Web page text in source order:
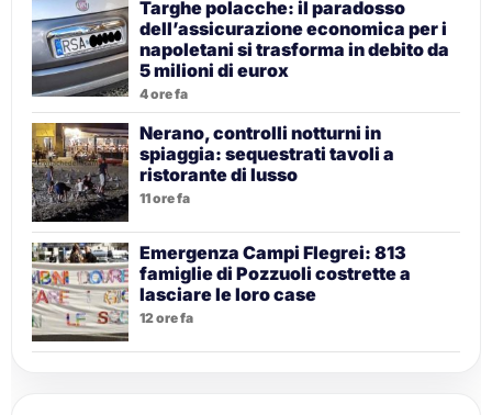
Targhe polacche: il paradosso
dell’assicurazione economica per i
napoletani si trasforma in debito da
5 milioni di eurox
4 ore fa
Nerano, controlli notturni in
spiaggia: sequestrati tavoli a
ristorante di lusso
11 ore fa
Emergenza Campi Flegrei: 813
famiglie di Pozzuoli costrette a
lasciare le loro case
12 ore fa